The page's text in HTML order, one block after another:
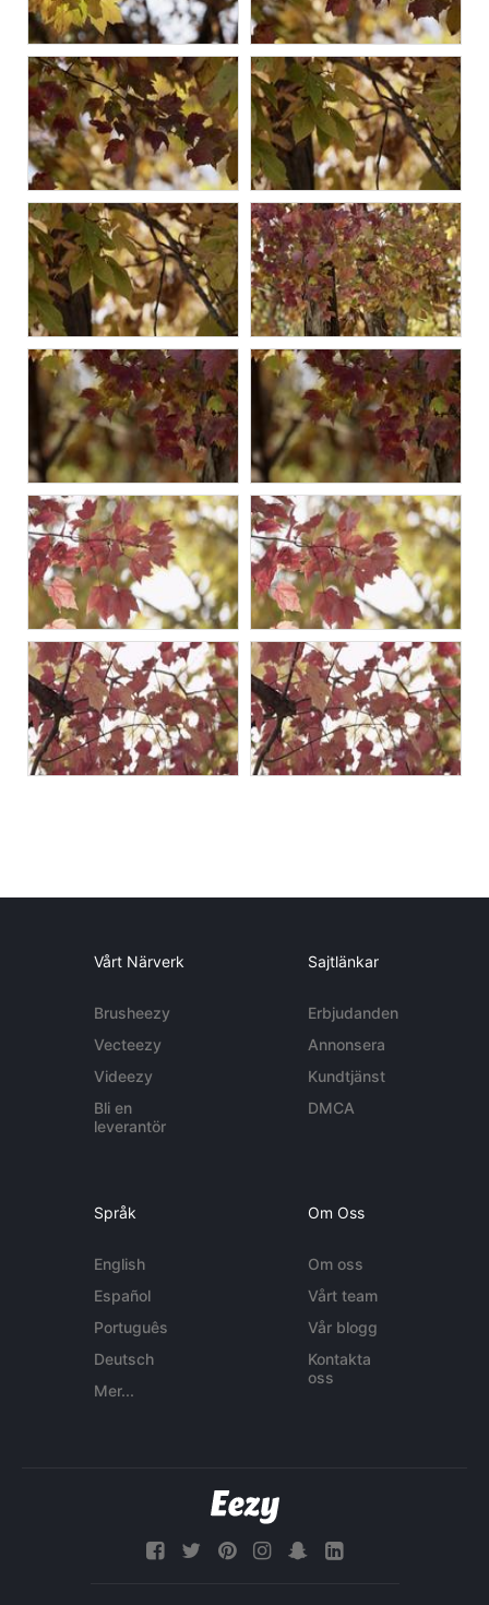
Vårt Närverk
Brusheezy
Vecteezy
Videezy
Bli en
leverantör
Sajtlänkar
Erbjudanden
Annonsera
Kundtjänst
DMCA
Språk
English
Español
Português
Deutsch
Mer...
Om Oss
Om oss
Vårt team
Vår blogg
Kontakta
oss